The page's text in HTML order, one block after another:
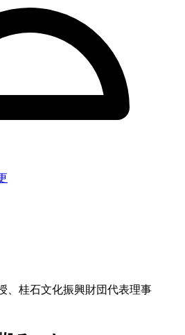
、桂石文化振興財団代表理事